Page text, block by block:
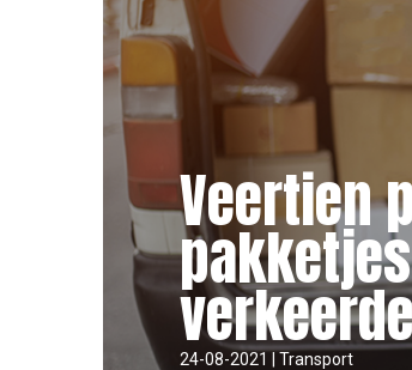
Veertien
24-08-2021 | Transport